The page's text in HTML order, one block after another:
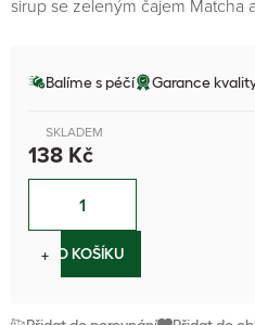
sirup se zeleným čajem Matcha
Balíme s péčí Garance
SKLADEM
138 Kč
−
+DO KOŠÍKU